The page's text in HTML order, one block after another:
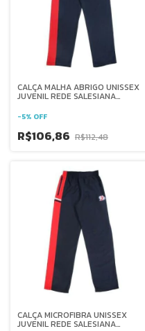
CALÇA MALHA ABRIGO UNISSEX
JUVENIL REDE SALESIANA
-5% OFF
R$106,86 R$112,48
CALÇA MICROFIBRA UNISSEX
JUVENIL REDE SALESIANA